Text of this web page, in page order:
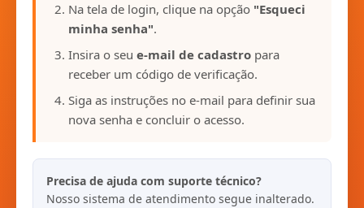
Na tela de login, clique na opção "Esqueci
minha senha".
Insira o seu e-mail de cadastro para
receber um código de verificação.
Siga as instruções no e-mail para definir sua
nova senha e concluir o acesso.
Precisa de ajuda com suporte técnico?
Nosso sistema de atendimento segue inalterado.